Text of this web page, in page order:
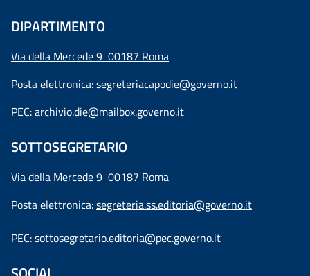
DIPARTIMENTO
Via della Mercede 9 00187 Roma
Posta elettronica:segreteriacapodie@governo.it
PEC:archivio.die@mailbox.governo.it
SOTTOSEGRETARIO
Via della Mercede 9 00187 Roma
Posta elettronica:segreteria.ss.editoria@governo.it
PEC:sottosegretario.editoria@pec.governo.it